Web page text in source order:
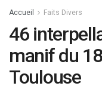
Accueil Faits Divers
46
manif du
Toulouse